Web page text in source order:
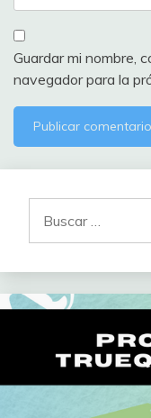
Guardar mi nombre,
navegador para la